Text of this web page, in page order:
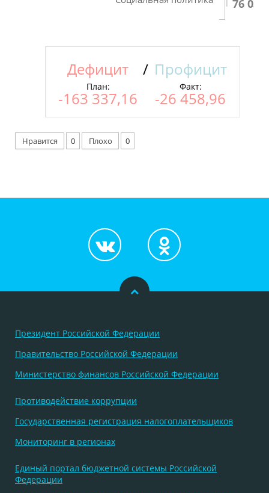
76
Дефицит / Профицит
План: Факт:
-163 337,16 -26 458,96
Нравится 0 Плохо 0
Президент Российской Федерации
Правительство Российской Федерации
Министерство финансов Российской Федерации
Противодействие коррупции
Государственная регистрация налогоплательщиков
Мониторинг в регионах
Единый портал бюджетной системы Российской
Федерации